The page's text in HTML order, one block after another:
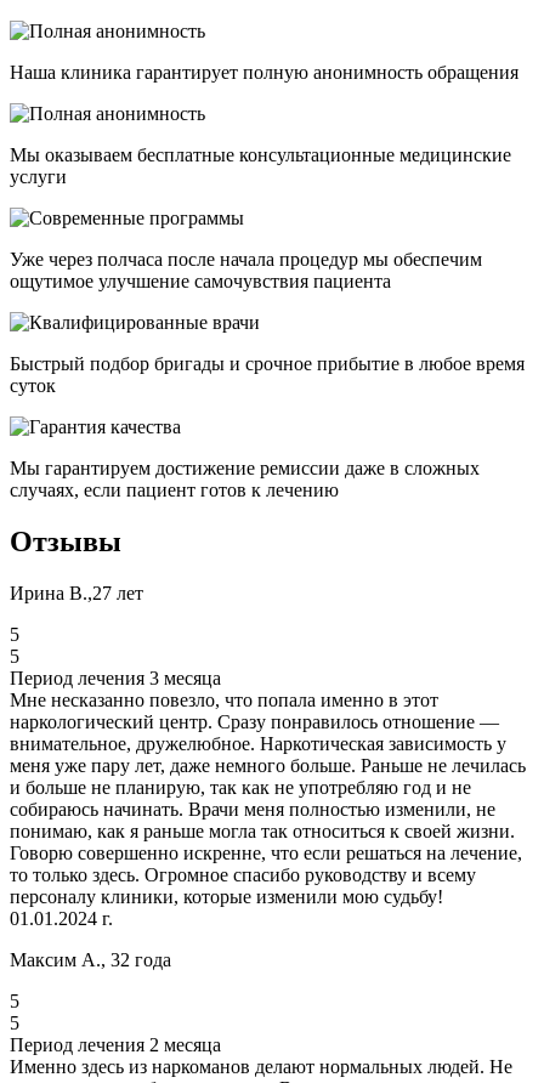
Наша клиника гарантирует полную анонимность обращения
Мы оказываем бесплатные консультационные медицинские
услуги
Уже через полчаса после начала процедур мы обеспечим
ощутимое улучшение самочувствия пациента
Быстрый подбор бригады и срочное прибытие в любое время
суток
Мы гарантируем достижение ремиссии даже в сложных
случаях, если пациент готов к лечению
Отзывы
Ирина В.,27 лет
5
5
Период лечения 3 месяца
Мне несказанно повезло, что попала именно в этот
наркологический центр. Сразу понравилось отношение —
внимательное, дружелюбное. Наркотическая зависимость у
меня уже пару лет, даже немного больше. Раньше не лечилась
и больше не планирую, так как не употребляю год и не
собираюсь начинать. Врачи меня полностью изменили, не
понимаю, как я раньше могла так относиться к своей жизни.
Говорю совершенно искренне, что если решаться на лечение,
то только здесь. Огромное спасибо руководству и всему
персоналу клиники, которые изменили мою судьбу!
01.01.2024 г.
Максим А., 32 года
5
5
Период лечения 2 месяца
Именно здесь из наркоманов делают нормальных людей. Не